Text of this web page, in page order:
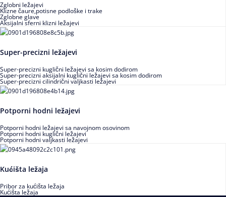
Zglobni ležajevi
Klizne čaure,potisne podloške i trake
Zglobne glave
Aksijalni sferni klizni ležajevi
Super-precizni ležajevi
Super-precizni kuglični ležajevi sa kosim dodirom
Super-precizni aksijalni kuglični ležajevi sa kosim dodirom
Super-precizni cilindrični valjkasti ležajevi
Potporni hodni ležajevi
Potporni hodni ležajevi sa navojnom osovinom
Potporni hodni kuglični ležajevi
Potporni hodni valjkasti ležajevi
Kućišta ležaja
Pribor za kućišta ležaja
Kućišta ležaja